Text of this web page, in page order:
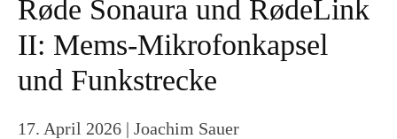
Røde Sonaura und RødeLink
II: Mems-Mikrofonkapsel
und Funkstrecke
17. April 2026 | Joachim Sauer